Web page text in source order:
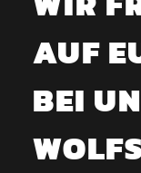
AUF
BEI